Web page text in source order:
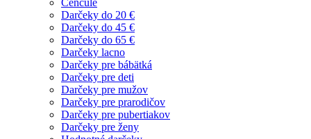
Darčeky do 20 €
Darčeky do 45 €
Darčeky do 65 €
Darčeky lacno
Darčeky pre bábätká
Darčeky pre deti
Darčeky pre mužov
Darčeky pre prarodičov
Darčeky pre pubertiakov
Darčeky pre ženy